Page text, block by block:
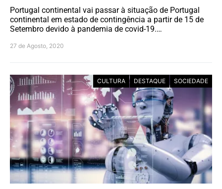
Portugal continental vai passar à situação de Portugal
continental em estado de contingência a partir de 15 de
Setembro devido à pandemia de covid-19.…
27 de Agosto, 2020
CULTURA DESTAQUE SOCIEDADE